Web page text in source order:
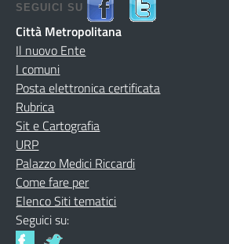
SEGUICI SU
Città Metropolitana
Il nuovo Ente
I comuni
Posta elettronica certificata
Rubrica
Sit e Cartografia
URP
Palazzo Medici Riccardi
Come fare per
Elenco Siti tematici
Seguici su: